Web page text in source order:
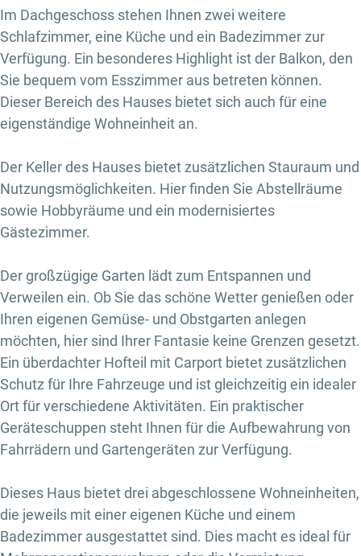
Im Dachgeschoss stehen Ihnen zwei weitere
Schlafzimmer, eine Küche und ein Badezimmer zur
Verfügung. Ein besonderes Highlight ist der Balkon, den
Sie bequem vom Esszimmer aus betreten können.
Dieser Bereich des Hauses bietet sich auch für eine
eigenständige Wohneinheit an.
Der Keller des Hauses bietet zusätzlichen Stauraum und
Nutzungsmöglichkeiten. Hier finden Sie Abstellräume
sowie Hobbyräume und ein modernisiertes
Gästezimmer.
Der großzügige Garten lädt zum Entspannen und
Verweilen ein. Ob Sie das schöne Wetter genießen oder
Ihren eigenen Gemüse- und Obstgarten anlegen
möchten, hier sind Ihrer Fantasie keine Grenzen gesetzt.
Ein überdachter Hofteil mit Carport bietet zusätzlichen
Schutz für Ihre Fahrzeuge und ist gleichzeitig ein idealer
Ort für verschiedene Aktivitäten. Ein praktischer
Geräteschuppen steht Ihnen für die Aufbewahrung von
Fahrrädern und Gartengeräten zur Verfügung.
Dieses Haus bietet drei abgeschlossene Wohneinheiten,
die jeweils mit einer eigenen Küche und einem
Badezimmer ausgestattet sind. Dies macht es ideal für